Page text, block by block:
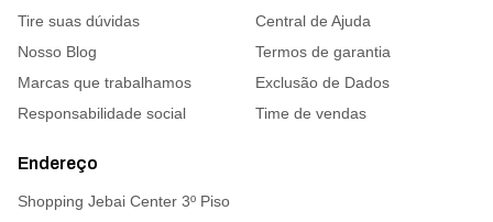
Tire suas dúvidas
Central de Ajuda
Nosso Blog
Termos de garantia
Marcas que trabalhamos
Exclusão de Dados
Responsabilidade social
Time de vendas
Endereço
Shopping Jebai Center 3º Piso